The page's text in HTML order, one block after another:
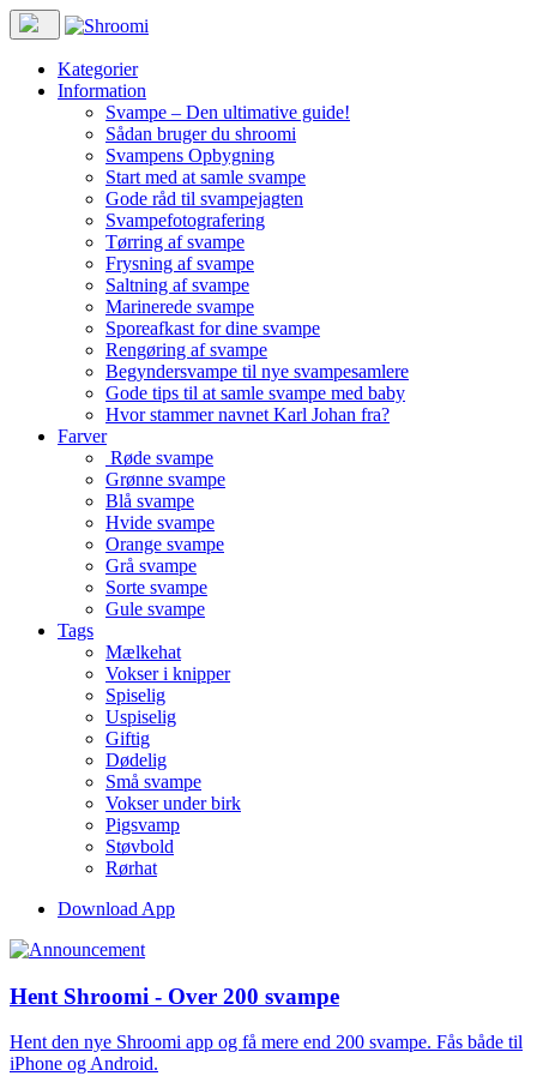
Kategorier
Information
Svampe – Den ultimative guide!
Sådan bruger du shroomi
Svampens Opbygning
Start med at samle svampe
Gode råd til svampejagten
Svampefotografering
Tørring af svampe
Frysning af svampe
Saltning af svampe
Marinerede svampe
Sporeafkast for dine svampe
Rengøring af svampe
Begyndersvampe til nye svampesamlere
Gode tips til at samle svampe med baby
Hvor stammer navnet Karl Johan fra?
Farver
Røde svampe
Grønne svampe
Blå svampe
Hvide svampe
Orange svampe
Grå svampe
Sorte svampe
Gule svampe
Tags
Mælkehat
Vokser i knipper
Spiselig
Uspiselig
Giftig
Dødelig
Små svampe
Vokser under birk
Pigsvamp
Støvbold
Rørhat
Download App
Hent Shroomi - Over 200 svampe
Hent den nye Shroomi app og få mere end 200 svampe. Fås både til
iPhone og Android.